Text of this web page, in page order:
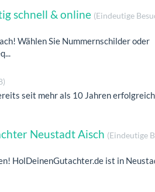
schnell & online (Eindeutige
Wählen Sie Nummernschilder oder
seit mehr als 10 Jahren
Neustadt Aisch (Eindeutige
HolDeinenGutachter.de ist in